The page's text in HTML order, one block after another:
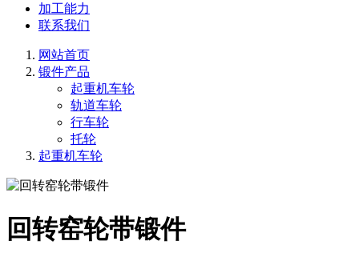
加工能力
联系我们
网站首页
锻件产品
起重机车轮
轨道车轮
行车轮
托轮
起重机车轮
回转窑轮带锻件